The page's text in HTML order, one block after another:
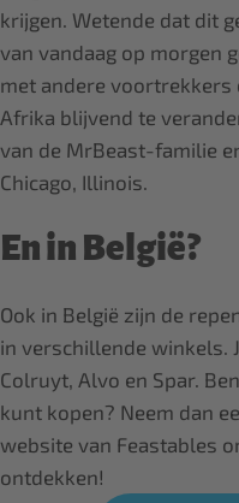
krijgen. Wetende dat dit
van vandaag op morgen
met andere voortrekkers
Afrika blijvend te
van de MrBeast-familie
Chicago, Illinois.
En in België?
Ook in België zijn de
in verschillende winkels.
Colruyt, Alvo en Spar.
kunt kopen? Neem dan
website van Feastables
ontdekken!